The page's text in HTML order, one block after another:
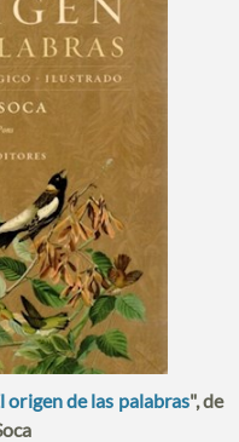
origen de las palabras", de